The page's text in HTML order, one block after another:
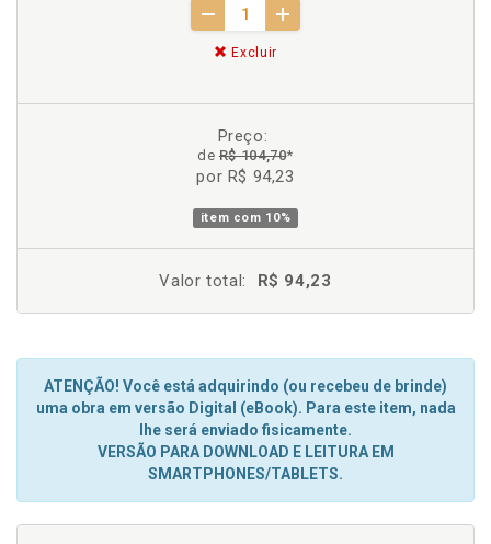
Excluir
Preço:
deR$ 104,70*
por R$ 94,23
item com 10%
Valor total: R$ 94,23
ATENÇÃO! Você está adquirindo (ou recebeu de brinde)
uma obra em versão Digital (eBook). Para este item, nada
lhe será enviado fisicamente.
VERSÃO PARA DOWNLOAD E LEITURA EM
SMARTPHONES/TABLETS.